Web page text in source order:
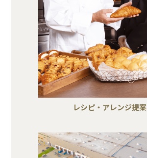
レシピ・アレンジ提案